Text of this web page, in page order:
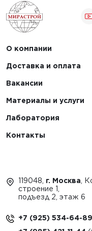
О компании
Доставка и оплата
Вакансии
Материалы и услуги
Лаборатория
Контакты
119048, г. Москва ,
строение 1,
подъезд 2, этаж 6
+7 (925) 534-64-89